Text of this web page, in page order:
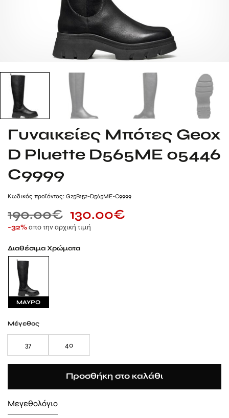
Γυναικείες Μπότες Geox
D Pluette D565ME 05446
C9999
Kωδικός προϊόντος: G25B152-D565ME-C9999
190.00€ 130.00€
-32%απο την αρχική τιμή
Διαθέσιμα Χρώματα
ΜΑΥΡΟ
Μέγεθος
37 40
Προσθήκη στο καλάθι
Μεγεθολόγιο